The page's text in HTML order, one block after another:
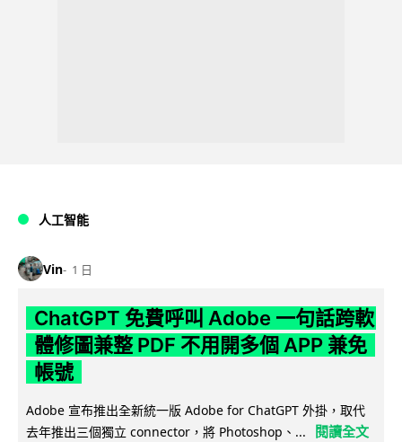
人工智能
Vin 1 日
ChatGPT 免費呼叫 Adobe 一句話跨軟
體修圖兼整 PDF 不用開多個 APP 兼免
帳號
Adobe 宣布推出全新統一版 Adobe for ChatGPT 外掛，取代
去年推出三個獨立 connector，將 Photoshop、...
閱讀全文